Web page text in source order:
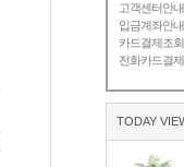
고객센터안내
입금계좌안내
카드결제조회
전화카드결제
TODAY